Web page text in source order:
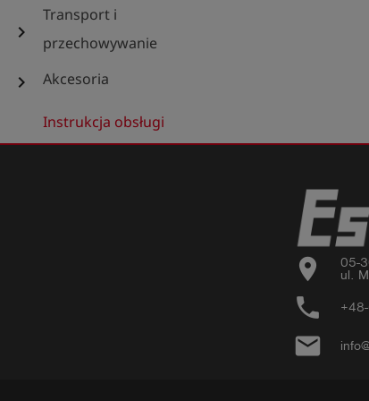
chevron_right
Transport i
przechowywanie
chevron_right Akcesoria
Instrukcja obsługi
location_on
05-
ul.
phone
email